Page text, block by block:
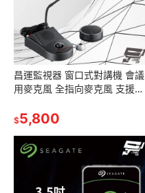
昌運監視器 窗口式對講機 會議
用麥克風 全指向麥克風 支援雙
$5,800